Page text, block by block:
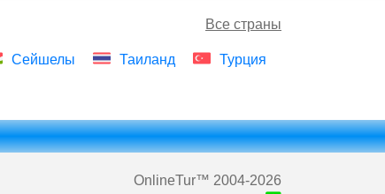
Все страны
Сейшелы Таиланд Турция
OnlineTur™ 2004-2026